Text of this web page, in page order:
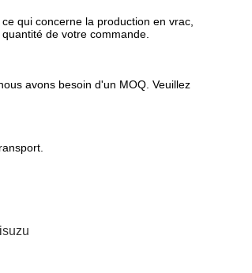
qui concerne la production en vrac,
de votre commande.
avons besoin d'un MOQ. Veuillez